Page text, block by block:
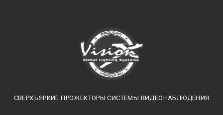
СВЕРХЪЯРКИЕ ПРОЖЕКТОРЫ СИСТЕМЫ ВИДЕОНАБЛЮДЕНИЯ